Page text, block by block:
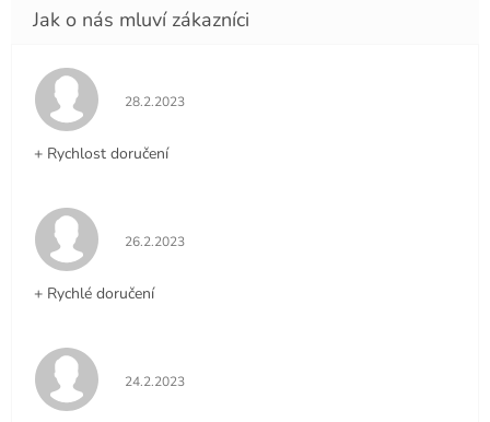
Hodnocení obchodu je 5 z 5 hvězdiček.
28.2.2023
+ Rychlost doručení
Hodnocení obchodu je 5 z 5 hvězdiček.
26.2.2023
+ Rychlé doručení
Hodnocení obchodu je 5 z 5 hvězdiček.
24.2.2023